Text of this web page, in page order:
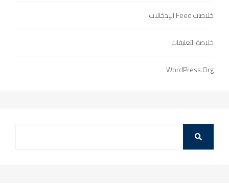
خلاصات Feed الإدخالات
خلاصة التعليقات
WordPress.org